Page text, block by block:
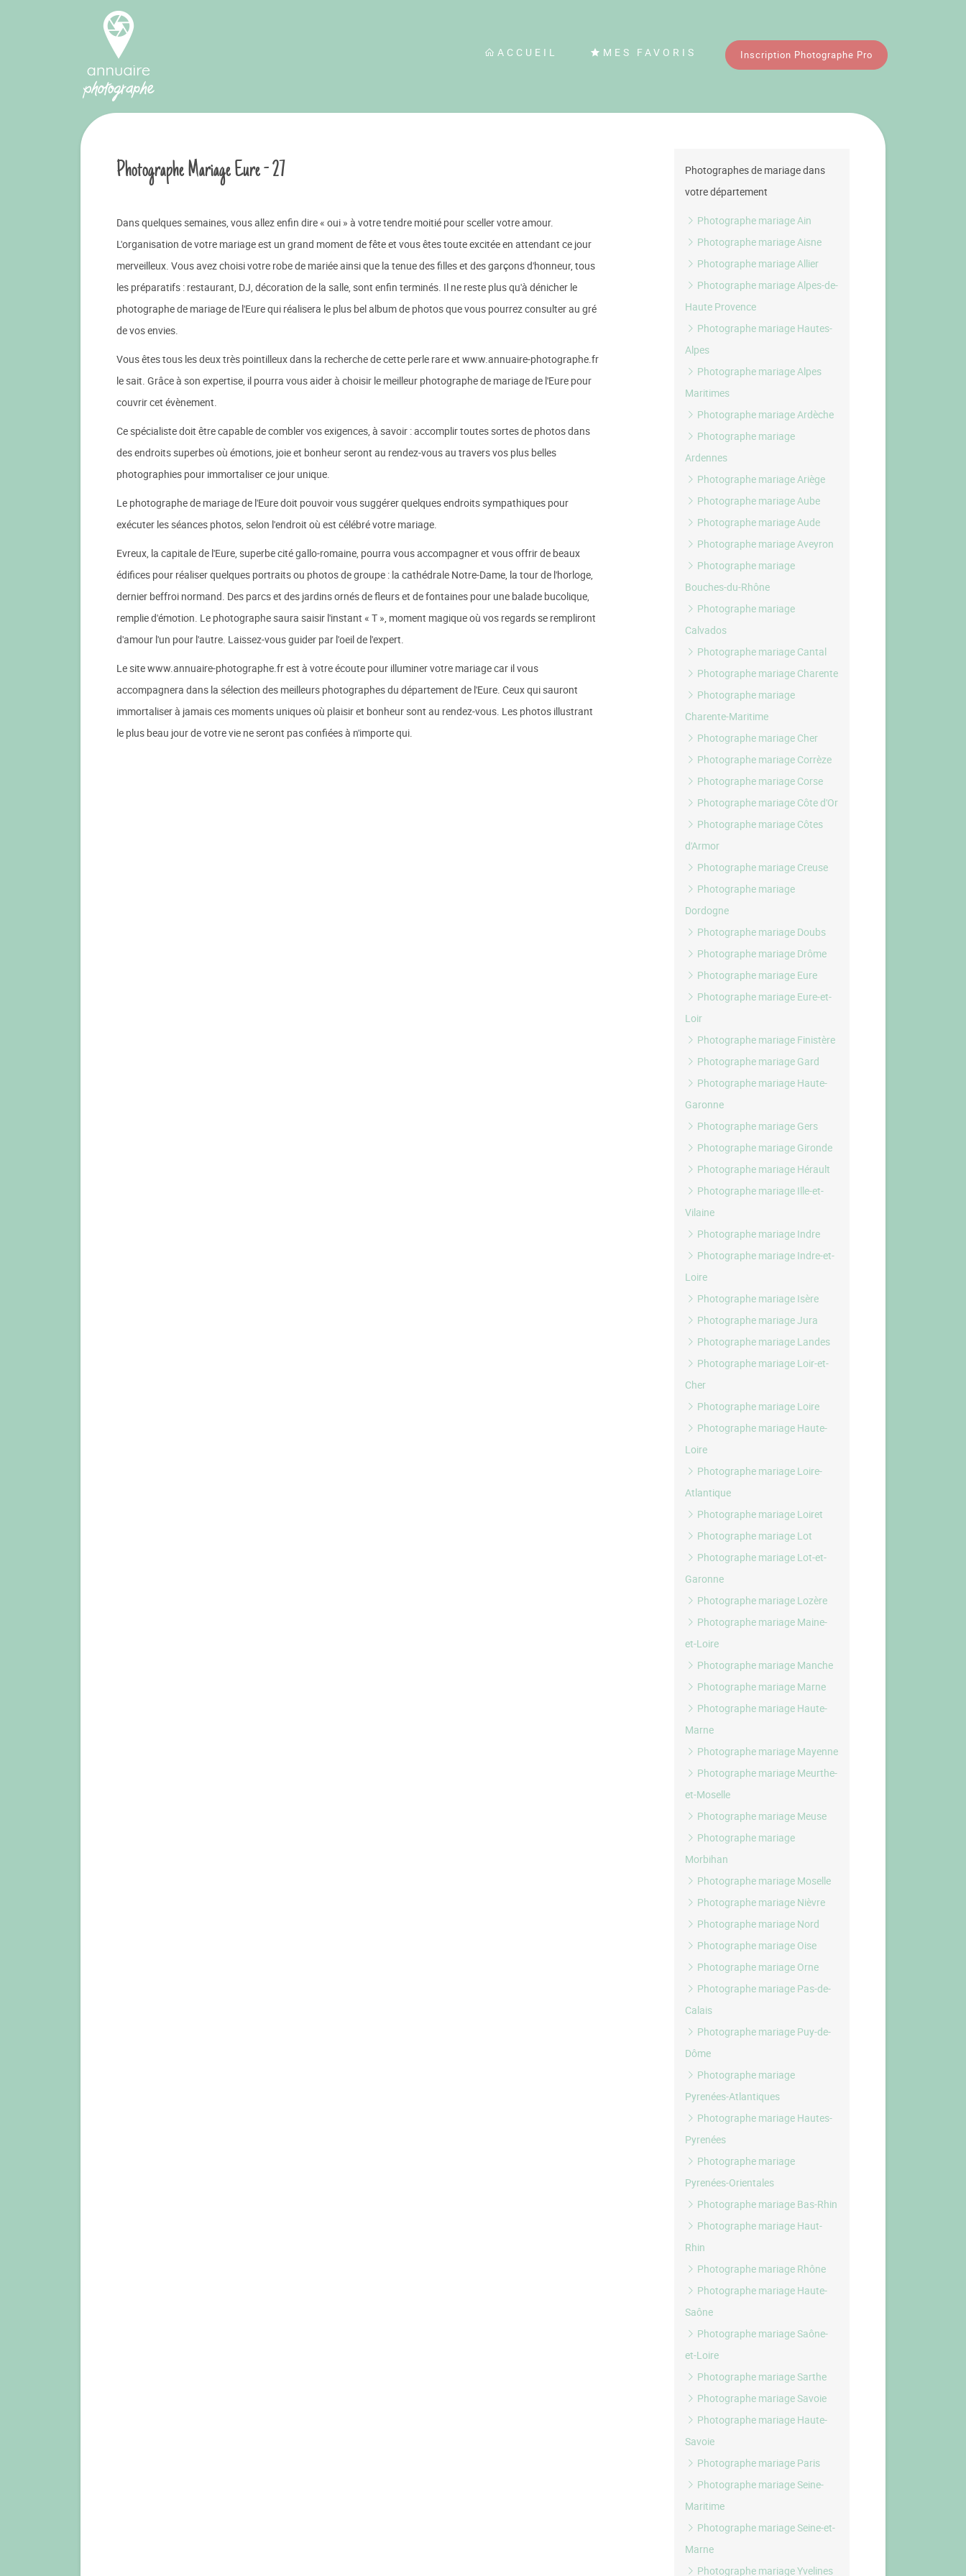
ACCUEIL MES FAVORIS Inscription Photographe Pro
Photographe Mariage Eure - 27
Dans quelques semaines, vous allez enfin dire « oui » à votre tendre moitié pour sceller votre amour.
L'organisation de votre mariage est un grand moment de fête et vous êtes toute excitée en attendant ce jour
merveilleux. Vous avez choisi votre robe de mariée ainsi que la tenue des filles et des garçons d'honneur, tous
les préparatifs : restaurant, DJ, décoration de la salle, sont enfin terminés. Il ne reste plus qu'à dénicher le
photographe de mariage de l'Eure qui réalisera le plus bel album de photos que vous pourrez consulter au gré
de vos envies.
Vous êtes tous les deux très pointilleux dans la recherche de cette perle rare et www.annuaire-photographe.fr
le sait. Grâce à son expertise, il pourra vous aider à choisir le meilleur photographe de mariage de l'Eure pour
couvrir cet évènement.
Ce spécialiste doit être capable de combler vos exigences, à savoir : accomplir toutes sortes de photos dans
des endroits superbes où émotions, joie et bonheur seront au rendez-vous au travers vos plus belles
photographies pour immortaliser ce jour unique.
Le photographe de mariage de l'Eure doit pouvoir vous suggérer quelques endroits sympathiques pour
exécuter les séances photos, selon l'endroit où est célébré votre mariage.
Evreux, la capitale de l'Eure, superbe cité gallo-romaine, pourra vous accompagner et vous offrir de beaux
édifices pour réaliser quelques portraits ou photos de groupe : la cathédrale Notre-Dame, la tour de l'horloge,
dernier beffroi normand. Des parcs et des jardins ornés de fleurs et de fontaines pour une balade bucolique,
remplie d'émotion. Le photographe saura saisir l'instant « T », moment magique où vos regards se rempliront
d'amour l'un pour l'autre. Laissez-vous guider par l'oeil de l'expert.
Le site www.annuaire-photographe.fr est à votre écoute pour illuminer votre mariage car il vous
accompagnera dans la sélection des meilleurs photographes du département de l'Eure. Ceux qui sauront
immortaliser à jamais ces moments uniques où plaisir et bonheur sont au rendez-vous. Les photos illustrant
le plus beau jour de votre vie ne seront pas confiées à n'importe qui.
Photographes de mariage dans
votre département
Photographe mariage Ain
Photographe mariage Aisne
Photographe mariage Allier
Photographe mariage Alpes-de-
Haute Provence
Photographe mariage Hautes-
Alpes
Photographe mariage Alpes
Maritimes
Photographe mariage Ardèche
Photographe mariage
Ardennes
Photographe mariage Ariège
Photographe mariage Aube
Photographe mariage Aude
Photographe mariage Aveyron
Photographe mariage
Bouches-du-Rhône
Photographe mariage
Calvados
Photographe mariage Cantal
Photographe mariage Charente
Photographe mariage
Charente-Maritime
Photographe mariage Cher
Photographe mariage Corrèze
Photographe mariage Corse
Photographe mariage Côte d'Or
Photographe mariage Côtes
d'Armor
Photographe mariage Creuse
Photographe mariage
Dordogne
Photographe mariage Doubs
Photographe mariage Drôme
Photographe mariage Eure
Photographe mariage Eure-et-
Loir
Photographe mariage Finistère
Photographe mariage Gard
Photographe mariage Haute-
Garonne
Photographe mariage Gers
Photographe mariage Gironde
Photographe mariage Hérault
Photographe mariage Ille-et-
Vilaine
Photographe mariage Indre
Photographe mariage Indre-et-
Loire
Photographe mariage Isère
Photographe mariage Jura
Photographe mariage Landes
Photographe mariage Loir-et-
Cher
Photographe mariage Loire
Photographe mariage Haute-
Loire
Photographe mariage Loire-
Atlantique
Photographe mariage Loiret
Photographe mariage Lot
Photographe mariage Lot-et-
Garonne
Photographe mariage Lozère
Photographe mariage Maine-
et-Loire
Photographe mariage Manche
Photographe mariage Marne
Photographe mariage Haute-
Marne
Photographe mariage Mayenne
Photographe mariage Meurthe-
et-Moselle
Photographe mariage Meuse
Photographe mariage
Morbihan
Photographe mariage Moselle
Photographe mariage Nièvre
Photographe mariage Nord
Photographe mariage Oise
Photographe mariage Orne
Photographe mariage Pas-de-
Calais
Photographe mariage Puy-de-
Dôme
Photographe mariage
Pyrenées-Atlantiques
Photographe mariage Hautes-
Pyrenées
Photographe mariage
Pyrenées-Orientales
Photographe mariage Bas-Rhin
Photographe mariage Haut-
Rhin
Photographe mariage Rhône
Photographe mariage Haute-
Saône
Photographe mariage Saône-
et-Loire
Photographe mariage Sarthe
Photographe mariage Savoie
Photographe mariage Haute-
Savoie
Photographe mariage Paris
Photographe mariage Seine-
Maritime
Photographe mariage Seine-et-
Marne
Photographe mariage Yvelines